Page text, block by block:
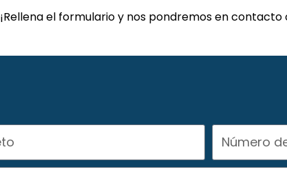
¡Rellena el formulario y nos pondremos en